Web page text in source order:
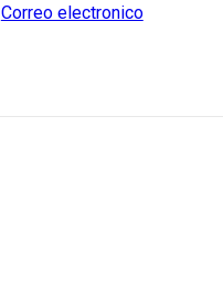
Correo electronico